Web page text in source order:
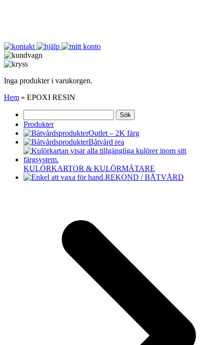
Inga produkter i varukorgen.
Hem » EPOXI RESIN
efter:
Produkter
Outlet – 2K färg
Båtvård rea
KULÖRKARTOR & KULÖRMÄTARE
REKOND / BÅTVÅRD